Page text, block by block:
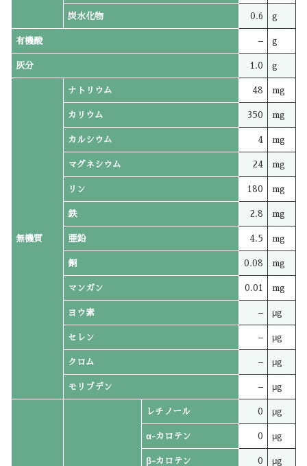
炭水化物 0.6 g
有機酸 – g
灰分 1.0 g
無機質
ナトリウム 48 mg
カリウム 350 mg
カルシウム 4 mg
マグネシウム 24 mg
リン 180 mg
鉄 2.8 mg
亜鉛 4.5 mg
銅 0.08 mg
マンガン 0.01 mg
ヨウ素 – μg
セレン – μg
クロム – μg
モリブデン – μg
レチノール 0 μg
α-カロテン 0 μg
β-カロテン 0 μg